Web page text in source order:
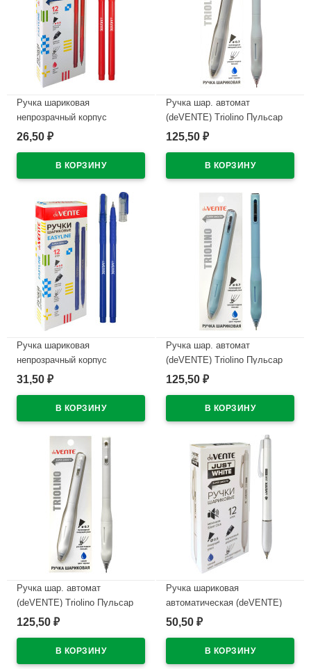
Ручка шариковая
непрозрачный корпус
(deVENTE) Простые линии
игла красный корпус
арт.5073628
В наличии
26,50 ₽
Ручка шар. автомат
(deVENTE) Triolino Пульсар
(Pulsar) н/
арт.5070611 (Ст12)
125,50 ₽
Ручка шариковая
непрозрачный корпус
(deVENTE) Простые линии
синий корпус арт.5073626
31,50 ₽
Ручка шар. автомат
(deVENTE) Triolino Пульсар
(Pulsar) н/
арт.5070610 (Ст12)
125,50 ₽
Ручка шар. автомат
(deVENTE) Triolino Пульсар
(Pulsar) н/
арт.5070609 (Ст12)
125,50 ₽
Ручка шариковая
автоматическая (deVENTE)
ПРОСТО БЕЛЫЙ (JUST
каучуковый держатель,
синий, 0,5мм, масло
50,50 ₽